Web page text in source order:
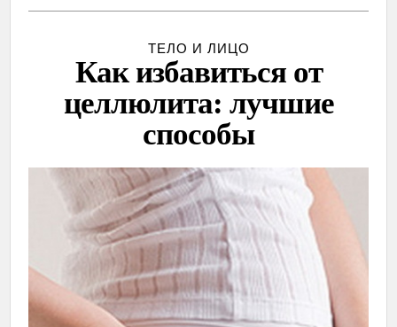
ТЕЛО И ЛИЦО
Как избавиться от
целлюлита: лучшие
способы